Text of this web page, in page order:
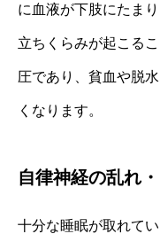
に血液が下肢にたま
立ちくらみが起こる
圧であり、貧血や脱
くなります。
自律神経の乱れ
十分な睡眠が取れて